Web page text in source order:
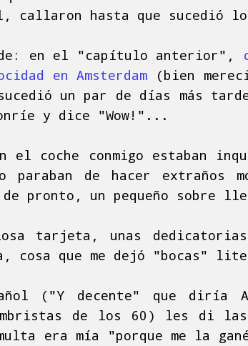
callaron hasta que sucedió
en el "capítulo anterior",
en Amsterdam (bien
un par de días más
y dice "Wow!"...
el coche conmigo estaban
de hacer extraños
de pronto, un pequeño sobre
tarjeta, unas
cosa que me dejó "bocas"
("Y decente" que diría
de los 60) les di
era mía "porque me la